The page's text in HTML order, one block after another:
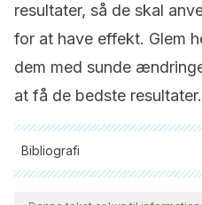
resultater, så de skal
for at have effekt. Glem
dem med sunde
at få de bedste resultater.
Bibliografi
Alle citerede kilder blev
for at sikre deres kvalitet,